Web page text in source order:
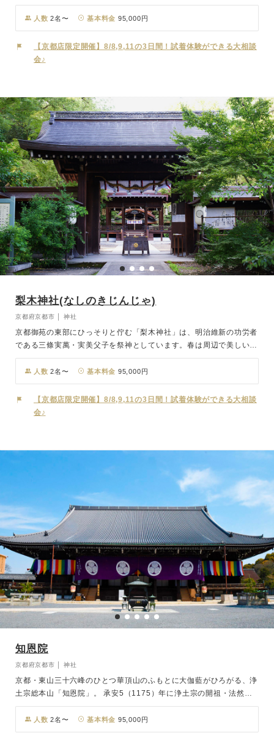
「狛いのしし」が門前にてお出迎え。「いのしし神社」とも呼ばれ親
しまれています。神社に縁の深い猪は多産であり、子孫繁栄、子育安
全の信仰があります。 護王神社の神前挙式は、厳粛かつ雅やかな雰
囲気で進められ、打ち響く太鼓の音を聞きながら御神前へ進むと、雅
楽の旋律が式場を包みます。おふたりの弥栄（いやさか）を祈る神楽
けるプランもございます。
人数 2名〜 基本料金 95,000円
【京都店限定開催】8/8,9,11の3日間！試着体験ができる大相談
会♪
梨木神社(なしのきじんじゃ)
京都府京都市 │ 神社
京都御苑の東部にひっそりと佇む「梨木神社」は、明治維新の功労者
である三條実萬・実美父子を祭神としています。春は周辺で美しい策
ヤマブキが咲き誇り、秋は萩の花で知られ、「萩の宮」とも呼ばれて
います。神社の本殿より少し南側にある御神木は、葉っぱの形がハー
ト型をしているため「愛の木」とも呼ばれ、縁結びのご利益があると
人気です。この木を撫でながら願い事をすると叶うと言われ、多くの
人々が訪れます。緑に囲まれた本殿では、古式ゆかしい神前結婚式が
人数 2名〜 基本料金 95,000円
【京都店限定開催】8/8,9,11の3日間！試着体験ができる大相談
会♪
知恩院
京都府京都市 │ 神社
京都・東山三十六峰のひとつ華頂山のふもとに大伽藍がひろがる、浄
土宗総本山「知恩院」。 承安5（1175）年に浄土宗の開祖・法然上
人が吉水の地に草庵を結ばれたことにはじまり、法然上人が念仏の教
えを広め、入寂された遺跡に建っています。日本最大級の楼門である
人数 2名〜 基本料金 95,000円